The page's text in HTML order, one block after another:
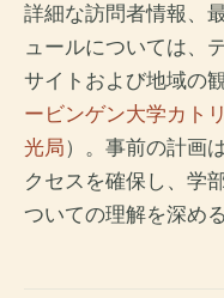
詳細な訪問者情報、
ュールについては、
サイトおよび地域の
ービンゲン大学カト
光局）。事前の計画
クセスを確保し、学
ついての理解を深め